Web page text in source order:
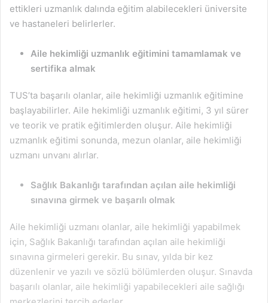
ettikleri uzmanlık dalında eğitim alabilecekleri üniversite
ve hastaneleri belirlerler.
Aile hekimliği uzmanlık eğitimini tamamlamak ve
sertifika almak
TUS’ta başarılı olanlar, aile hekimliği uzmanlık eğitimine
başlayabilirler. Aile hekimliği uzmanlık eğitimi, 3 yıl sürer
ve teorik ve pratik eğitimlerden oluşur. Aile hekimliği
uzmanlık eğitimi sonunda, mezun olanlar, aile hekimliği
uzmanı unvanı alırlar.
Sağlık Bakanlığı tarafından açılan aile hekimliği
sınavına girmek ve başarılı olmak
Aile hekimliği uzmanı olanlar, aile hekimliği yapabilmek
için, Sağlık Bakanlığı tarafından açılan aile hekimliği
sınavına girmeleri gerekir. Bu sınav, yılda bir kez
düzenlenir ve yazılı ve sözlü bölümlerden oluşur. Sınavda
başarılı olanlar, aile hekimliği yapabilecekleri aile sağlığı